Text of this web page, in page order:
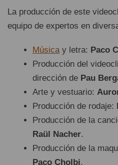
La producción de este
equipo de expertos en
Músicay letra: Paco
Producción del
dirección de Pau
Arte y vestuario:
Producción de rodaje:
Producción de la
Raül Nacher.
Producción de la
Paco Cholbi.